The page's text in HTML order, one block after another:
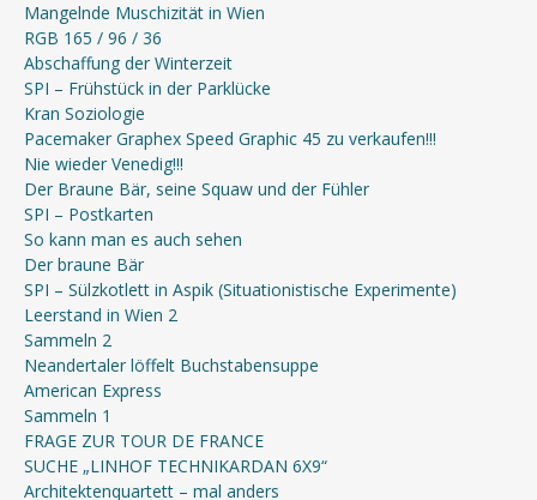
Mangelnde Muschizität in Wien
RGB 165 / 96 / 36
Abschaffung der Winterzeit
SPI – Frühstück in der Parklücke
Kran Soziologie
Pacemaker Graphex Speed Graphic 45 zu verkaufen!!!
Nie wieder Venedig!!!
Der Braune Bär, seine Squaw und der Fühler
SPI – Postkarten
So kann man es auch sehen
Der braune Bär
SPI – Sülzkotlett in Aspik (Situationistische Experimente)
Leerstand in Wien 2
Sammeln 2
Neandertaler löffelt Buchstabensuppe
American Express
Sammeln 1
FRAGE ZUR TOUR DE FRANCE
SUCHE „LINHOF TECHNIKARDAN 6X9“
Architektenquartett – mal anders